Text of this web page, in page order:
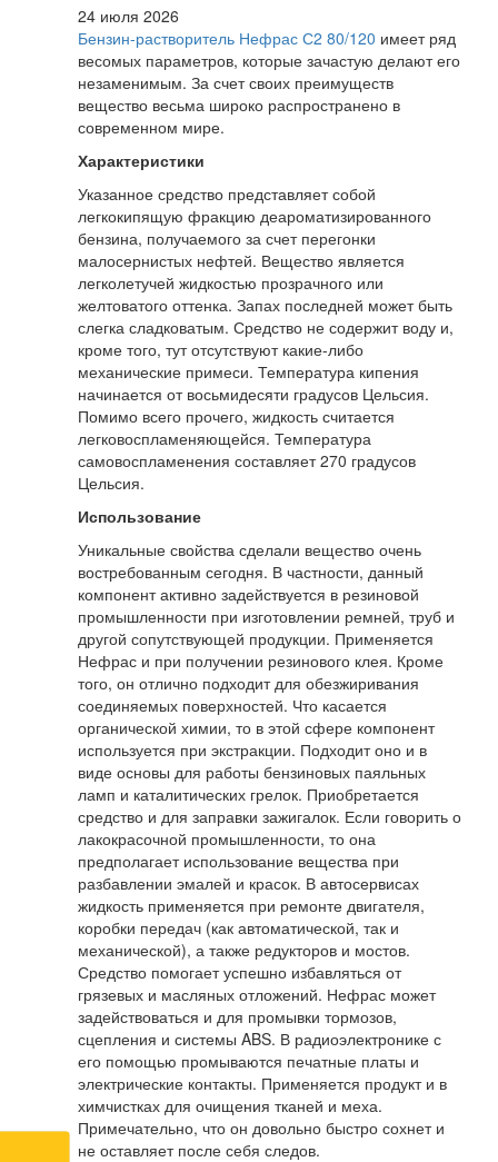
24 июля 2026
Бензин-растворитель Нефрас С2 80/120 имеет ряд
весомых параметров, которые зачастую делают его
незаменимым. За счет своих преимуществ
вещество весьма широко распространено в
современном мире.
Характеристики
Указанное средство представляет собой
легкокипящую фракцию деароматизированного
бензина, получаемого за счет перегонки
малосернистых нефтей. Вещество является
легколетучей жидкостью прозрачного или
желтоватого оттенка. Запах последней может быть
слегка сладковатым. Средство не содержит воду и,
кроме того, тут отсутствуют какие-либо
механические примеси. Температура кипения
начинается от восьмидесяти градусов Цельсия.
Помимо всего прочего, жидкость считается
легковоспламеняющейся. Температура
самовоспламенения составляет 270 градусов
Цельсия.
Использование
Уникальные свойства сделали вещество очень
востребованным сегодня. В частности, данный
компонент активно задействуется в резиновой
промышленности при изготовлении ремней, труб и
другой сопутствующей продукции. Применяется
Нефрас и при получении резинового клея. Кроме
того, он отлично подходит для обезжиривания
соединяемых поверхностей. Что касается
органической химии, то в этой сфере компонент
используется при экстракции. Подходит оно и в
виде основы для работы бензиновых паяльных
ламп и каталитических грелок. Приобретается
средство и для заправки зажигалок. Если говорить о
лакокрасочной промышленности, то она
предполагает использование вещества при
разбавлении эмалей и красок. В автосервисах
жидкость применяется при ремонте двигателя,
коробки передач (как автоматической, так и
механической), а также редукторов и мостов.
Средство помогает успешно избавляться от
грязевых и масляных отложений. Нефрас может
задействоваться и для промывки тормозов,
сцепления и системы ABS. В радиоэлектронике с
его помощью промываются печатные платы и
электрические контакты. Применяется продукт и в
химчистках для очищения тканей и меха.
Примечательно, что он довольно быстро сохнет и
не оставляет после себя следов.